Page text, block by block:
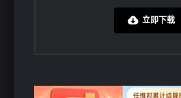
立即下载